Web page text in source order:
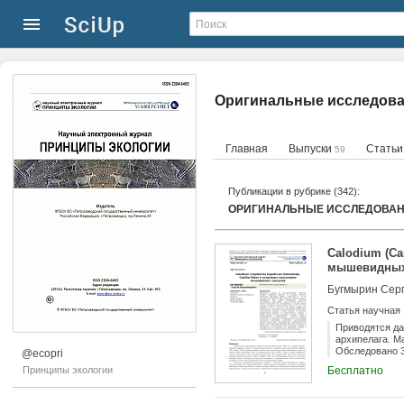
@ecopri
Принципы экологии
Оригинальные
Главная Выпуски 59
Публикации в рубрике (342):
ОРИГИНАЛЬНЫЕ
Calodium
Бугмырин
Статья научная
Приводятся
архипелага.
Обследовано
у M. glareolus
Бесплатно